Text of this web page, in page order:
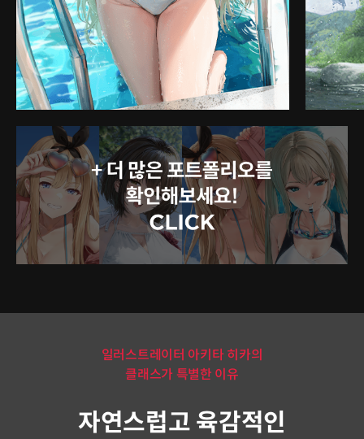
일러스트레이터 아키타 히카의
클래스가 특별한 이유
자연스럽고 육감적인